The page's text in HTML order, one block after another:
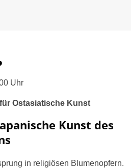
Uhr
Ostasiatische Kunst
Kunst des
in religiösen Blumenopfern.